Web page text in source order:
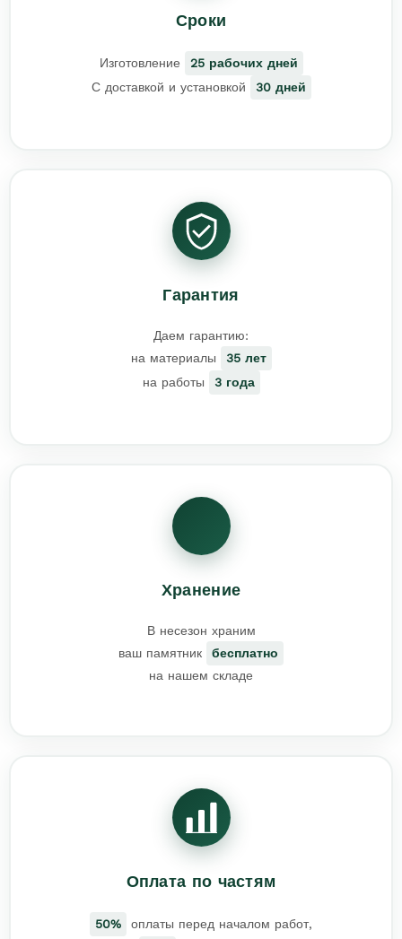
Сроки
Изготовление
25 рабочих дней
С доставкой и установкой
30 дней
Гарантия
Даем гарантию:
на материалы
35 лет
на работы
3 года
Хранение
В несезон храним
ваш памятник
бесплатно
на нашем складе
Оплата по частям
50% оплаты перед началом работ,